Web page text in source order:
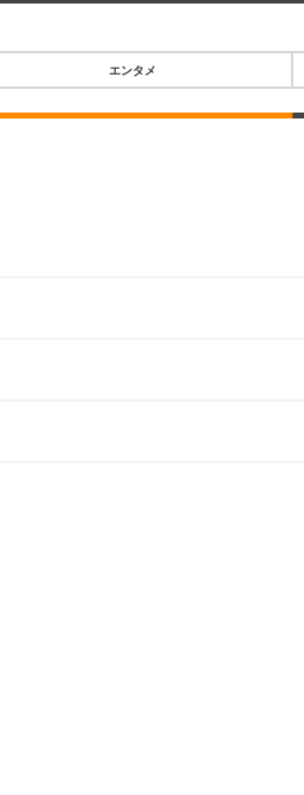
エンタメ